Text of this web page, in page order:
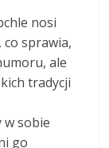
nosi
sprawia,
ale
tradycji
w sobie
go